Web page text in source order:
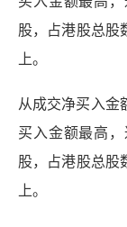
股，占港股总股
上。
从成交净买入金
买入金额最高
股，占港股总股
上。